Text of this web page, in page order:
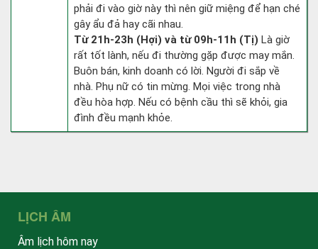
phải đi vào giờ này thì nên giữ miệng để hạn ché
gây ẩu đả hay cãi nhau.
Từ 21h-23h (Hợi) và từ 09h-11h (Tị) Là giờ
rất tốt lành, nếu đi thường gặp được may mắn.
Buôn bán, kinh doanh có lời. Người đi sắp về
nhà. Phụ nữ có tin mừng. Mọi việc trong nhà
đều hòa hợp. Nếu có bệnh cầu thì sẽ khỏi, gia
đình đều mạnh khỏe.
LỊCH ÂM
Âm lịch hôm nay